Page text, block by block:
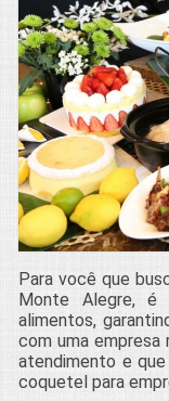
Para você que
Monte Alegre, é
alimentos,
com uma
atendimento e
coquetel para